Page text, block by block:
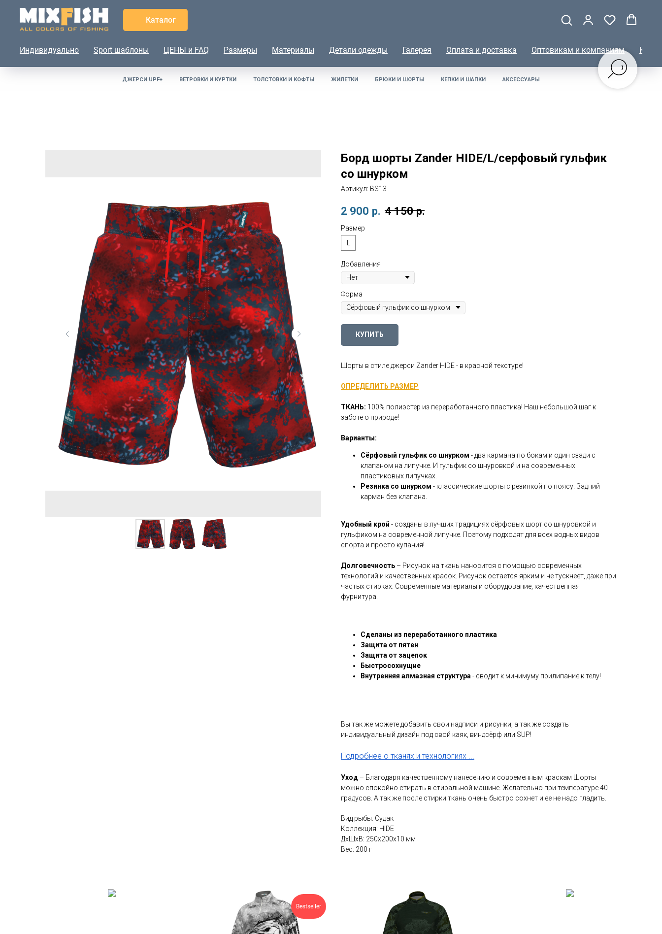
Каталог
Индивидуально Sport шаблоны ЦЕНЫ и FAQ Размеры Материалы Детали одежды Галерея Оплата и доставка Оптовикам и компаниям
ДЖЕРСИ UPF+ ВЕТРОВКИ И КУРТКИ ТОЛСТОВКИ И КОФТЫ ЖИЛЕТКИ БРЮКИ И ШОРТЫ КЕПКИ И ШАПКИ АКСЕССУАРЫ
Борд шорты Zander HIDE/L/серфовый гульфик
со шнурком
Артикул: BS13
2 900 р. 4 150 р.
Размер
Добавления
Форма
КУПИТЬ
Шорты в стиле джерси Zander HIDE - в красной текстуре!
ОПРЕДЕЛИТЬ РАЗМЕР
ТКАНЬ: 100% полиэстер из переработанного пластика! Наш небольшой шаг к
заботе о природе!
Варианты:
Сёрфовый гульфик со шнурком - два кармана по бокам и один сзади с
клапаном на липучке. И гульфик со шнуровкой и на современных
пластиковых липучках.
Резинка со шнурком - классические шорты с резинкой по поясу. Задний
карман без клапана.
Удобный крой - созданы в лучших традициях сёрфовых шорт со шнуровкой и
гульфиком на современной липучке. Поэтому подходят для всех водных видов
спорта и просто купания!
Долговечность – Рисунок на ткань наносится с помощью современных
технологий и качественных красок. Рисунок остается ярким и не тускнеет, даже при
частых стирках. Современные материалы и оборудование, качественная
фурнитура.
Сделаны из переработанного пластика
Защита от пятен
Защита от зацепок
Быстросохнущие
Внутренняя алмазная структура - сводит к минимуму прилипание к телу!
Вы так же можете добавить свои надписи и рисунки, а так же создать
индивидуальный дизайн под свой каяк, виндсёрф или SUP!
Подробнее о тканях и технологиях ...
Уход – Благодаря качественному нанесению и современным краскам Шорты
можно спокойно стирать в стиральной машине. Желательно при температуре 40
градусов. А так же после стирки ткань очень быстро сохнет и ее не надо гладить.
Вид рыбы: Судак
Коллекция: HIDE
ДxШxВ: 250x200x10 мм
Вес: 200 г
Bestseller